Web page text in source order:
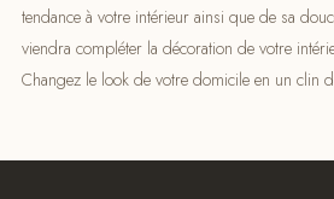
tendance à votre intérieur ainsi que de sa
viendra compléter la décoration de votre
Changez le look de votre domicile en un clin